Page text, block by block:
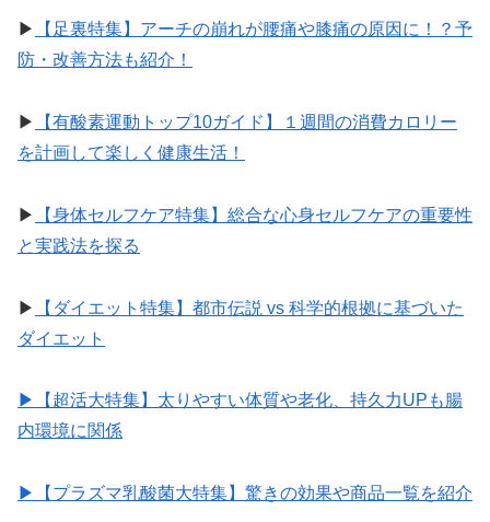
▶︎
【足裏特集】アーチの崩れが腰痛や膝痛の原因に！？予
防・改善方法も紹介！
▶︎
【有酸素運動トップ10ガイド】１週間の消費カロリー
を計画して楽しく健康生活！
▶︎
【身体セルフケア特集】総合な心身セルフケアの重要性
と実践法を探る
▶︎
【ダイエット特集】都市伝説 vs 科学的根拠に基づいた
ダイエット
▶︎【超活大特集】太りやすい体質や老化、持久力UPも腸
内環境に関係
▶︎【プラズマ乳酸菌大特集】驚きの効果や商品一覧を紹介